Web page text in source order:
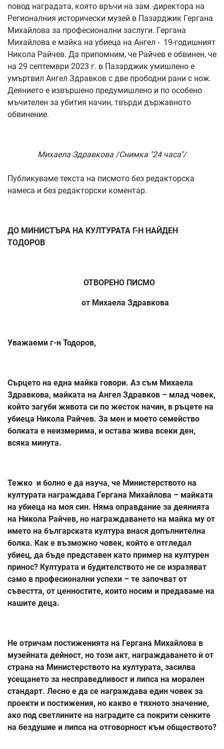
повод наградата, която връчи на зам.-директора на
Регионалния исторически музей в Пазарджик Гергана
Михайлова за професионални заслуги. Гергана
Михайлова е майка на убиеца на Ангел - 19-годишният
Никола Райчев. Да припомним, че Райчев е обвинен, че
на 29 септември 2023 г. в Пазарджик умишлено е
умъртвил Ангел Здравков с две прободни рани с нож.
Деянието е извършено предумишлено и по особено
мъчителен за убития начин, твърди държавното
обвинение.
Михаела Здравкова /Снимка "24 часа"/
Публикуваме текста на писмото без редакторска
намеса и без редакторски коментар.
ДО МИНИСТЪРА НА КУЛТУРАТА Г-Н НАЙДЕН
ТОДОРОВ
ОТВОРЕНО ПИСМО
от Михаела Здравкова
Уважаеми г-н Тодоров,
Сърцето на една майка говори. Аз съм Михаела
Здравкова, майката на Ангел Здравков – млад човек,
който загуби живота си по жесток начин, в ръцете на
убиеца Никола Райчев. За мен и моето семейство
болката е неизмерима, и остава жива всеки ден,
всяка минута.
Тежко и болно е да науча, че Министерството на
културата награждава Гергана Михайлова – майката
на убиеца на моя син. Няма оправдание за деянията
на Никола Райчев, но награждаването на майка му от
името на българската култура внася допълнителна
болка. Как е възможно човек, който е отгледал
убиец, да бъде представен като пример на културен
принос? Културата и будителството не се изразяват
само в професионални успехи – те започват от
съвестта, от ценностите, които носим и предаваме на
нашите деца.
Не отричам постиженията на Гергана Михайлова в
музейната дейност, но този акт, награждаването ѝ от
страна на Министерството на културата, засилва
усещането за несправедливост и липса на морален
стандарт. Лесно е да се награждава един човек за
проекти и постижения, но какво е тяхното значение,
ако под светлините на наградите са покрити сенките
на бездушие и липса на отговорност към обществото?